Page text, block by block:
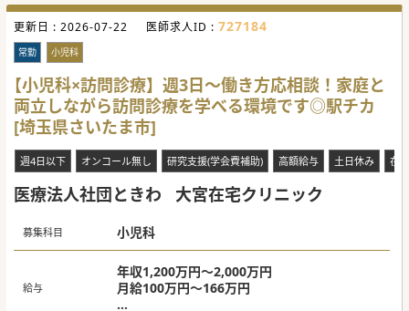
更新日 : 2026-07-22 医師求人ID : 727184
常勤 小児科
【小児科×訪問診療】週3日～働き方応相談！家庭と
両立しながら訪問診療を学べる環境です◎駅チカ
[埼玉県さいたま市]
週4日以下 オンコール無し 研究支援(学会費補助) 高額給与 土日休み 在
医療法人社団ときわ 大宮在宅クリニック
募集科目 小児科
給与
年収1,200万円～2,000万円
月給100万円～166万円